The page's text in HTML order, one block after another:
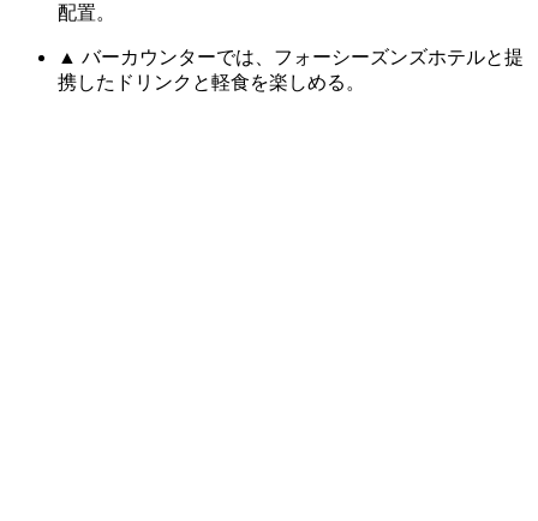
配置。
▲ バーカウンターでは、フォーシーズンズホテルと提
携したドリンクと軽食を楽しめる。